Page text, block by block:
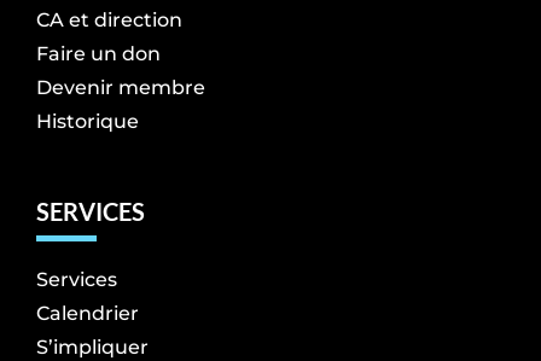
CA et direction
Faire un don
Devenir membre
Historique
SERVICES
Services
Calendrier
S’impliquer